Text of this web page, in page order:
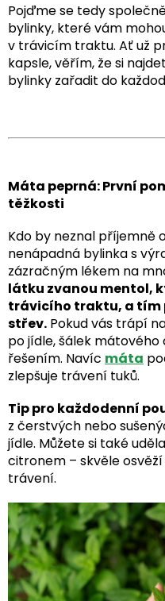
Pojďme se tedy
bylinky, které vám
v trávicím traktu. Ať už
kapsle, věřím, že si
bylinky zařadit do
Máta peprná: První
těžkosti
Kdo by neznal příjemně
nenápadná bylinka s
zázračným lékem na
látku zvanou mentol,
trávicího traktu, a tím
střev. Pokud vás trápí
po jídle, šálek
řešením. Navíc máta
zlepšuje trávení tuků.
Tip pro každodenní
z čerstvých nebo
jídle. Můžete si také
citronem – skvěle
trávení.